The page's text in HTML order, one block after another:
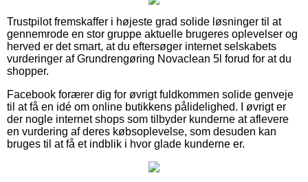
Trustpilot fremskaffer i højeste grad solide løsninger til at
gennemrode en stor gruppe aktuelle brugeres oplevelser og
herved er det smart, at du eftersøger internet selskabets
vurderinger af Grundrengøring Novaclean 5l forud for at du
shopper.
Facebook forærer dig for øvrigt fuldkommen solide genveje
til at få en idé om online butikkens pålidelighed. I øvrigt er
der nogle internet shops som tilbyder kunderne at aflevere
en vurdering af deres købsoplevelse, som desuden kan
bruges til at få et indblik i hvor glade kunderne er.